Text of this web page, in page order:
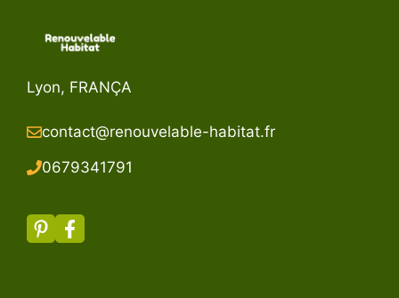
Lyon, FRANÇA
contact@renouvelable-habitat.fr
0679341791